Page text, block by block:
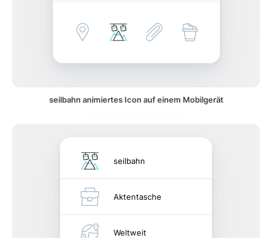
seilbahn animiertes Icon auf einem Mobilgerät
seilbahn
Aktentasche
Weltweit